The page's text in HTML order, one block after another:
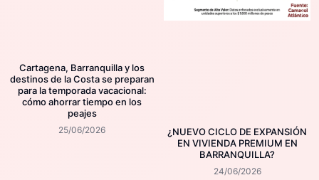
Cartagena, Barranquilla y los
destinos de la Costa se preparan
para la temporada vacacional:
cómo ahorrar tiempo en los
peajes
25/06/2026
¿NUEVO CICLO DE EXPANSIÓN
EN VIVIENDA PREMIUM EN
BARRANQUILLA?
24/06/2026